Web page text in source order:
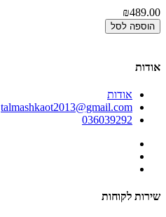
₪489.00
הוספה לסל
אודות
אודות
talmashkaot2013@gmail.com
036039292
שירות לקוחות